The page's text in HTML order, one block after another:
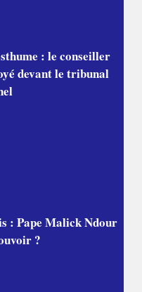
: le conseiller
devant le tribunal
: Pape Malick Ndour
?